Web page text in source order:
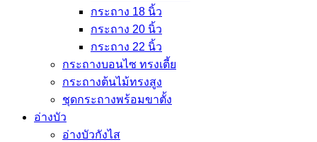
กระถาง 18 นิ้ว
กระถาง 20 นิ้ว
กระถาง 22 นิ้ว
กระถางบอนไซ ทรงเตี้ย
กระถางต้นไม้ทรงสูง
ชุดกระถางพร้อมขาตั้ง
อ่างบัว
อ่างบัวกังไส